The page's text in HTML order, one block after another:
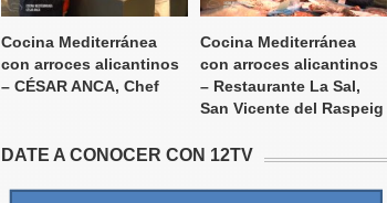
Cocina Mediterránea
con arroces alicantinos
– CÉSAR ANCA, Chef
Cocina Mediterránea
con arroces alicantinos
– Restaurante La Sal,
San Vicente del Raspeig
DATE A CONOCER CON 12TV